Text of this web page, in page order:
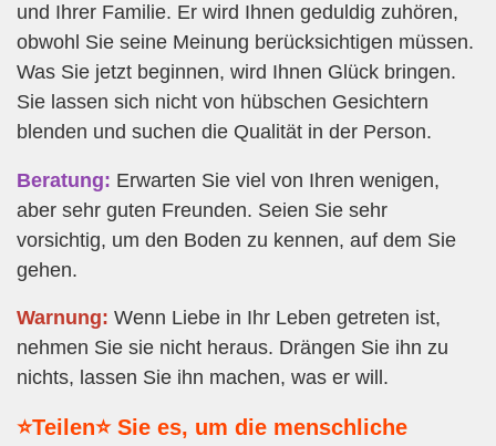
und Ihrer Familie. Er wird Ihnen geduldig zuhören,
obwohl Sie seine Meinung berücksichtigen müssen.
Was Sie jetzt beginnen, wird Ihnen Glück bringen.
Sie lassen sich nicht von hübschen Gesichtern
blenden und suchen die Qualität in der Person.
Beratung: Erwarten Sie viel von Ihren wenigen,
aber sehr guten Freunden. Seien Sie sehr
vorsichtig, um den Boden zu kennen, auf dem Sie
gehen.
Warnung: Wenn Liebe in Ihr Leben getreten ist,
nehmen Sie sie nicht heraus. Drängen Sie ihn zu
nichts, lassen Sie ihn machen, was er will.
⭐Teilen⭐ Sie es, um die menschliche